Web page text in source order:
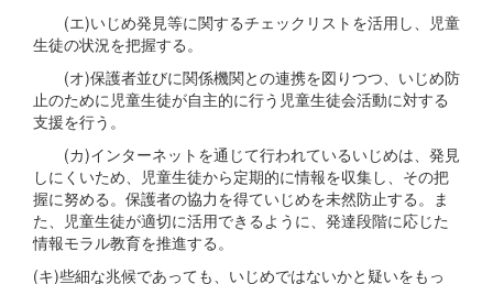
(エ)いじめ発見等に関するチェックリストを活用し、児童
生徒の状況を把握する。
(オ)保護者並びに関係機関との連携を図りつつ、いじめ防
止のために児童生徒が自主的に行う児童生徒会活動に対する
支援を行う。
(カ)インターネットを通じて行われているいじめは、発見
しにくいため、児童生徒から定期的に情報を収集し、その把
握に努める。保護者の協力を得ていじめを未然防止する。ま
た、児童生徒が適切に活用できるように、発達段階に応じた
情報モラル教育を推進する。
(キ)些細な兆候であっても、いじめではないかと疑いをもっ